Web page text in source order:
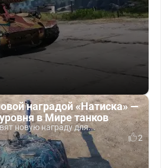
наградой «Натиска» —
в Мире танков
новую награду для...
2